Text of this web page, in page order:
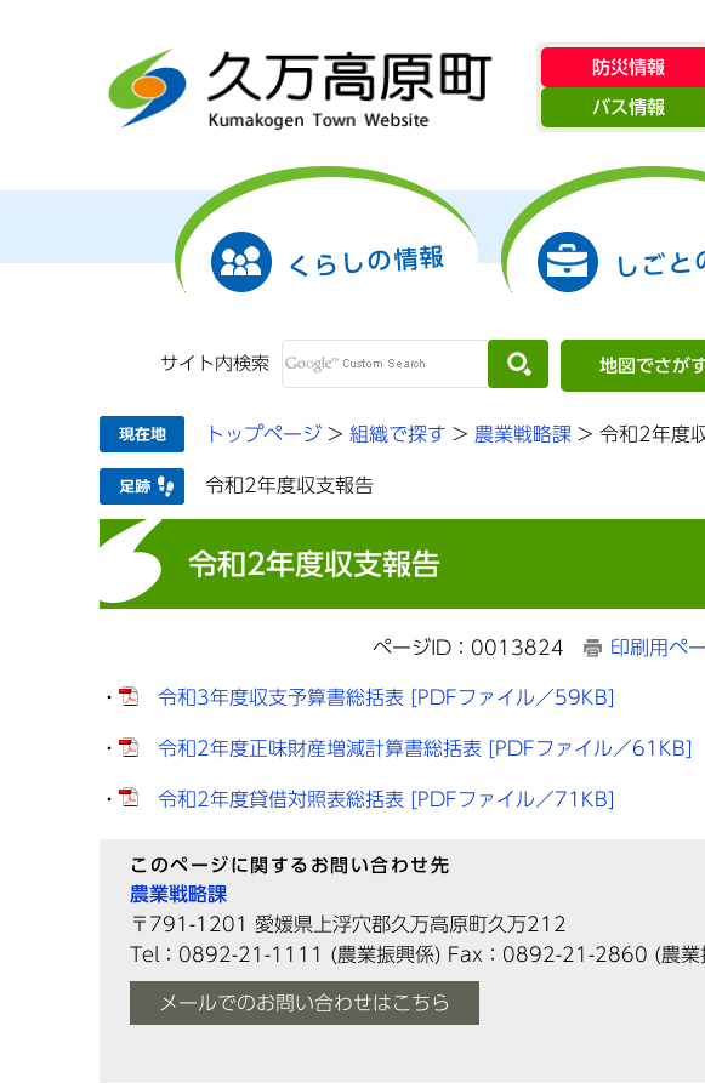
防災情報
バス情報
くらしの情報 しごと
サイト内検索 地図でさが
トップページ > 組織で探す > 農業戦略課 > 令和2年度
令和2年度収支報告
令和2年度収支報告
ページID：0013824 印刷用ペ
・ 令和3年度収支予算書総括表 [PDFファイル／59KB]
・ 令和2年度正味財産増減計算書総括表 [PDFファイル／61KB]
・ 令和2年度貸借対照表総括表 [PDFファイル／71KB]
このページに関するお問い合わせ先
農業戦略課
〒791-1201
愛媛県上浮穴郡久万高原町久万212
Tel：0892-21-1111
(農業振興係) Fax：0892-21-2860 (農業
メールでのお問い合わせはこちら